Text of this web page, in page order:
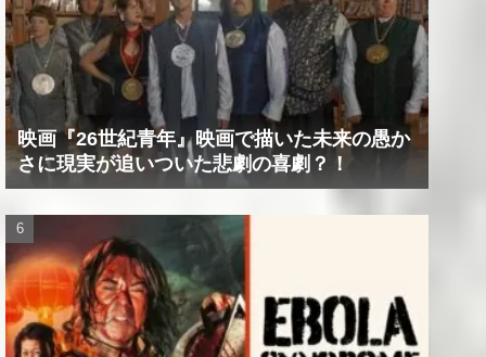
映画『26世紀青年』映画で描いた未来の愚か
さに現実が追いついた悲劇の喜劇？！